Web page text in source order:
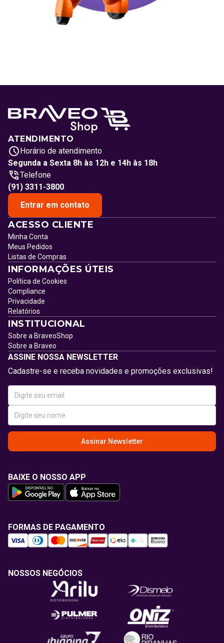
ATENDIMENTO
Horário de atendimento
Segunda a Sexta 8h às 12h e 14h às 18h
Telefone
(91) 3311-3800
Entrar em contato
ACESSO CLIENTE
Minha Conta
Meus Pedidos
Listas de Compras
INFORMAÇÕES ÚTEIS
Política de Cookies
Compliance
Privacidade
Relatórios
INSTITUCIONAL
Sobre a BraveoShop
Sobre a Braveo
ASSINE NOSSA NEWSLETTER
Cadastre-se e receba novidades e promoções exclusivas!
Assinar Newsletter
BAIXE O NOSSO APP
FORMAS DE PAGAMENTO
NOSSOS NEGÓCIOS